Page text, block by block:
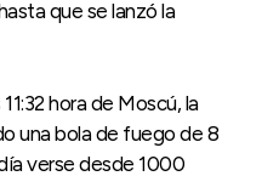
que se lanzó la
hora de Moscú, la
una bola de fuego de 8
verse desde 1000